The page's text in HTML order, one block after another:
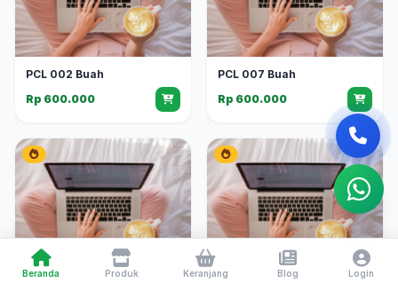
PCL 002 Buah
Rp 600.000
PCL 007 Buah
Rp 600.000
Beranda Produk Keranjang Blog Login